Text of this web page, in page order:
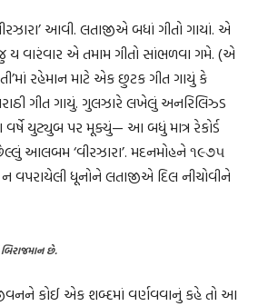
આવી. લતાજીએ બધાં ગીતો ગાયાં. એ
એ તમામ ગીતો સાંભળવા ગમે. (એ
રહેમાન માટે એક છુટક ગીત ગાયું કે
ગીત ગાયું. ગુલઝારે લખેલું અનરિલિઝ્ડ
વર્ષે યુટ્યુબ પર મૂક્યું— આ બધું માત્ર રેકોર્ડ
આલબમ ‘વીરઝારા’. મદનમોહને ૧૯૭૫
વપરાયેલી ધૂનોને લતાજીએ દિલ નીચોવીને
બિરાજમાન છે.
કોઈ એક શબ્દમાં વર્ણવવાનું કહે તો આ